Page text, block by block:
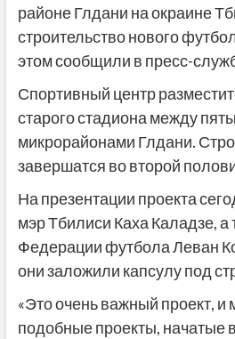
районе Глдани на окраине
строительство нового
этом сообщили в пресс-
Спортивный центр
старого стадиона между
микрорайонами Глдани.
завершатся во второй
На презентации проекта
мэр Тбилиси Каха Каладзе, а
Федерации футбола Леван
они заложили капсулу под
«Это очень важный проект, и
подобные проекты, начатые